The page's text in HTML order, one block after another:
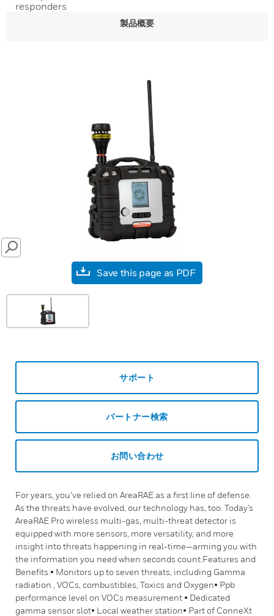
responders
製品概要
SEARCH
Save this page as PDF
サポート
パートナー検索
お問い合わせ
For years, you’ve relied on AreaRAE as a first line of defense.
As the threats have evolved, our technology has, too. Today’s
AreaRAE Pro wireless multi-gas, multi-threat detector is
equipped with more sensors, more versatility, and more
insight into threats happening in real-time—arming you with
the information you need when seconds count.Features and
Benefits:• Monitors up to seven threats, including Gamma
radiation , VOCs, combustibles, Toxics and Oxygen• Ppb
performance level on VOCs measurement • Dedicated
gamma sensor slot• Local weather station• Part of ConneXt